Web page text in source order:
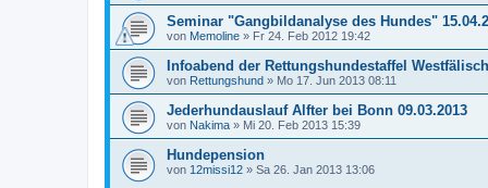
Seminar "Gangbildanalyse des Hundes"
von Memoline » Fr 24. Feb 2012 19:42
Infoabend der Rettungshundestaffel
von Rettungshund » Mo 17. Jun 2013 08:11
Jederhundauslauf Alfter bei Bonn 09.03.2013
von Nakima » Mi 20. Feb 2013 15:39
Hundepension
von 12missi12 » Sa 26. Jan 2013 13:06